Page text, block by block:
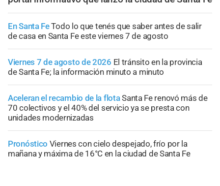
En Santa FeTodo lo que tenés que saber antes de salir
de casa en Santa Fe este viernes 7 de agosto
Viernes 7 de agosto de 2026 El tránsito en la provincia
de Santa Fe; la información minuto a minuto
Aceleran el recambio de la flotaSanta Fe renovó más de
70 colectivos y el 40% del servicio ya se presta con
unidades modernizadas
Pronóstico Viernes con cielo despejado, frío por la
mañana y máxima de 16°C en la ciudad de Santa Fe